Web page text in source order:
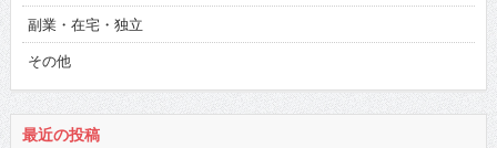
副業・在宅・独立
その他
最近の投稿